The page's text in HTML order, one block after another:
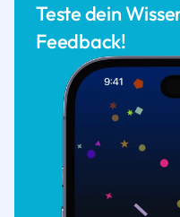
Teste dein
Feedback!